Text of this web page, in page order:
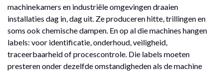
machinekamers en industriële omgevingen draaien
installaties dag in, dag uit. Ze produceren hitte, trillingen en
soms ook chemische dampen. En op al die machines hangen
labels: voor identificatie, onderhoud, veiligheid,
traceerbaarheid of procescontrole. Die labels moeten
presteren onder dezelfde omstandigheden als de machine